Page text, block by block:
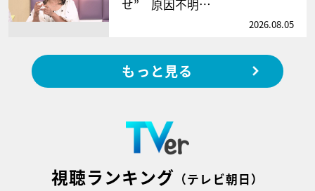
せ” 原因不明…
2026.08.05
もっと見る
視聴ランキング （テレビ朝日）